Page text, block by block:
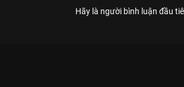
Hãy là người bình luận đầu